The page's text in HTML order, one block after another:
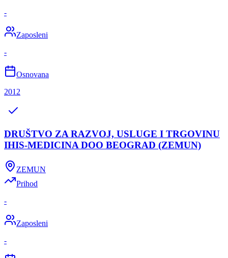
-
Zaposleni
-
Osnovana
2012
DRUŠTVO ZA RAZVOJ, USLUGE I TRGOVINU
IHIS-MEDICINA DOO BEOGRAD (ZEMUN)
ZEMUN
Prihod
-
Zaposleni
-